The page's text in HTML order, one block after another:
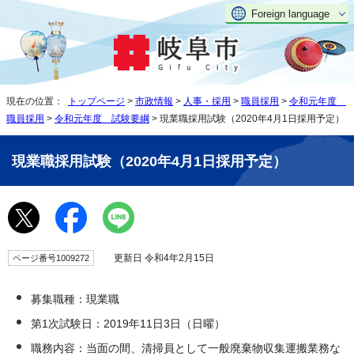
Foreign language
現在の位置： トップページ > 市政情報 > 人事・採用 > 職員採用 > 令和元年度
職員採用 > 令和元年度 試験要綱 > 現業職採用試験（2020年4月1日採用予定）
現業職採用試験（2020年4月1日採用予定）
ページ番号1009272 更新日 令和4年2月15日
募集職種：現業職
第1次試験日：2019年11日3日（日曜）
職務内容：当面の間、清掃員として一般廃棄物収集運搬業務な